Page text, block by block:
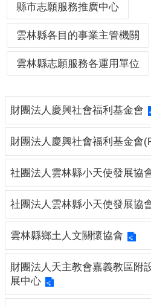
公
布
欄
法
規
區
表
單
載
志
工
招
募
互
動
園
地
縣市志願服務推廣中心
雲林縣各目的事業主管機關
雲林縣志願服務各運用單位
財團法人慶興社會福利基金會
財團法人慶興社會福利基金會
社團法人雲林縣小天使發展協
社團法人雲林縣小天使發展協
雲林縣鄉土人文關懷協會
財團法人天主教會嘉義教區附
展中心